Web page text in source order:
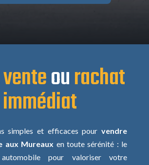
ourachat
immédiat
simples et efficaces pourvendre
aux Mureaux en toute sérénité : le
automobile pour valoriser votre